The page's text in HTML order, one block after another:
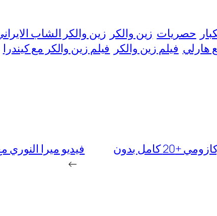
حصريات زين والكر زين والكر الشاب
هارلي فيلم زين والكر فيلم زين والكر مع كيندرا
“سااخن” فيديو يوسف خليل مع زين ووكر وكازومي +20 كامل بدون
فيديو ميرا النوري مع
→